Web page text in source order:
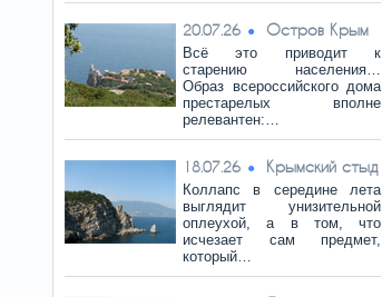
20.07.26 Остров Крым
Всё это приводит к
старению населения…
Образ всероссийского дома
престарелых вполне
релевантен:…
18.07.26 Крымский стыд
Коллапс в середине лета
выглядит унизительной
оплеухой, а в том, что
исчезает сам предмет,
который…